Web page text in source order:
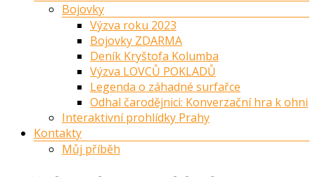
Bojovky
Výzva roku 2023
Bojovky ZDARMA
Deník Kryštofa Kolumba
Výzva LOVCŮ POKLADŮ
Legenda o záhadné surfařce
Odhal čarodějnici: Konverzační hra k ohni
Interaktivní prohlídky Prahy
Kontakty
Můj příběh